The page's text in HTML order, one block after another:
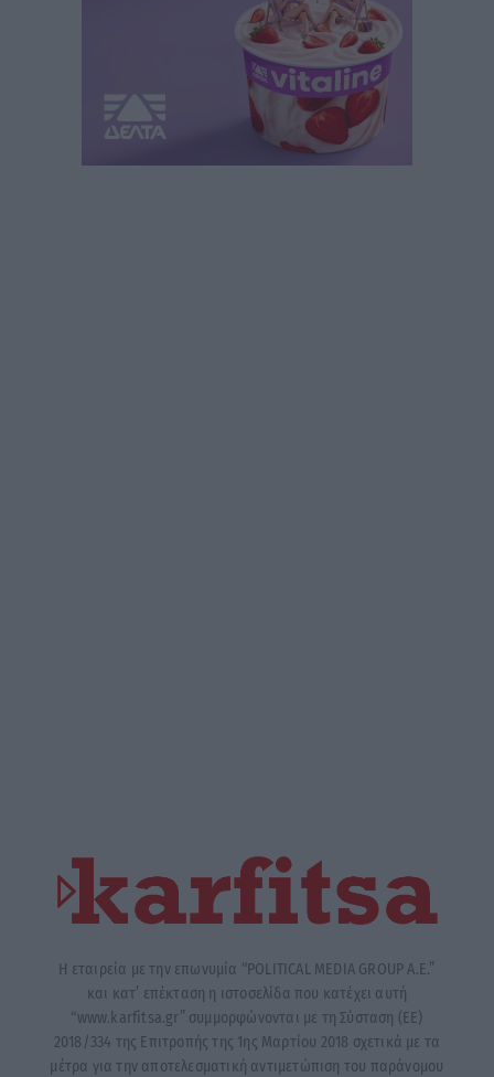
Η εταιρεία με την επωνυμία “POLITICAL MEDIA GROUP A.E.”
και κατ’ επέκταση η ιστοσελίδα που κατέχει αυτή
“www.karfitsa.gr” συμμορφώνονται με τη Σύσταση (ΕΕ)
2018/334 της Επιτροπής της 1ης Μαρτίου 2018 σχετικά με τα
μέτρα για την αποτελεσματική αντιμετώπιση του παράνομου